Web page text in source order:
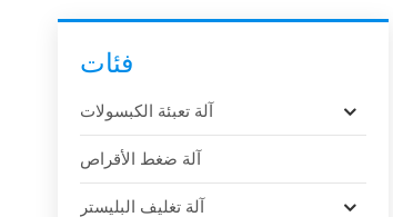
فئات
آلة تعبئة الكبسولات
آلة ضغط الأقراص
آلة تغليف البليستر